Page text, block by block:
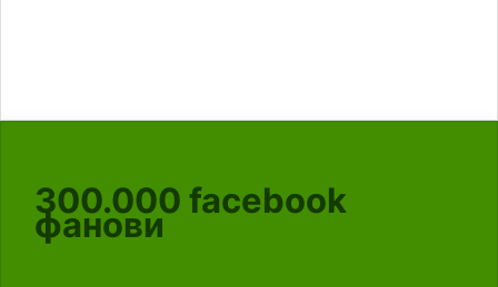
300.000 facebook
фанови